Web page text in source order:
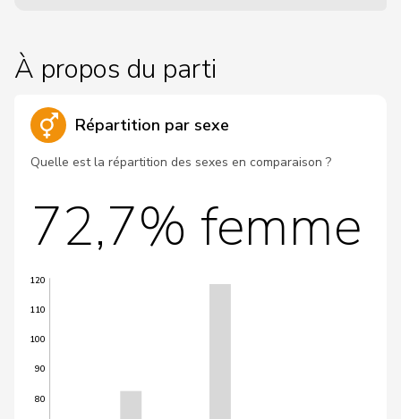
À propos du parti
Répartition par sexe
Quelle est la répartition des sexes en comparaison ?
72,7% femme
80
90
100
110
120